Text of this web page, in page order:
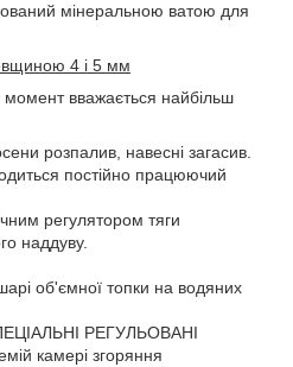
мінеральною ватою для
4 і 5 мм
вважається найбільш
розпалив, навесні загасив.
постійно працюючий
регулятором тяги
наддуву.
об'ємної топки на водяних
РЕГУЛЬОВАНІ
камері згоряння